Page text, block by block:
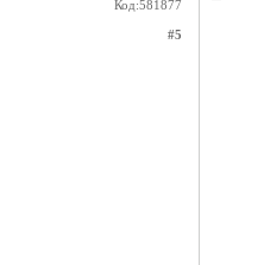
Код:581877
#5